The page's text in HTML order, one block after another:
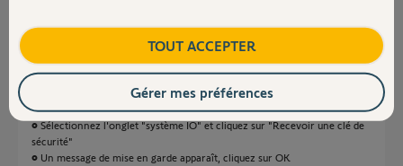
La procédure à suivre pour mémoriser vos volets roulants avec votre
box TaHoma via votre télécommande NINA est la suivante :
• Connectez-vous à l’interface PC de votre TaHoma et allez dans le
menu "Configuration"
• Sélectionnez l'onglet "système IO" et cliquez sur "Recevoir une clé de
sécurité"
• Un message de mise en garde apparaît, cliquez sur OK
TOUT ACCEPTER
Gérer mes préférences